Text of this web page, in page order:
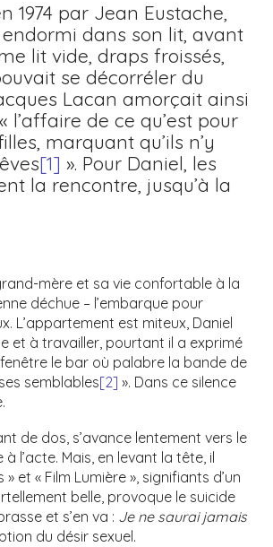
1974 par Jean Eustache,
endormi dans son lit, avant
lit vide, draps froissés,
se décorréler du
Lacan amorçait ainsi
l’affaire de ce qu’est pour
marquant qu’ils n’y
[1] ». Pour Daniel, les
la rencontre, jusqu’à la
mère et sa vie confortable à la
déchue – l’embarque pour
L’appartement est miteux, Daniel
et à travailler, pourtant il a exprimé
le bar où palabre la bande de
semblables[2] ». Dans ce silence
de dos, s’avance lentement vers le
l’acte. Mais, en levant la tête, il
et « Film Lumière », signifiants d’un
belle, provoque le suicide
et s’en va : Je ne saurai jamais
du désir sexuel.